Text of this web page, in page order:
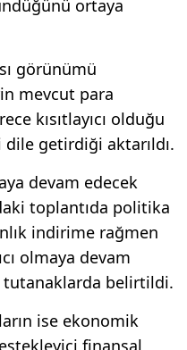
ortaya
görünümü
mevcut para
kısıtlayıcı olduğu
getirdiği aktarıldı.
devam edecek
toplantıda politika
indirime rağmen
olmaya devam
belirtildi.
ise ekonomik
finansal